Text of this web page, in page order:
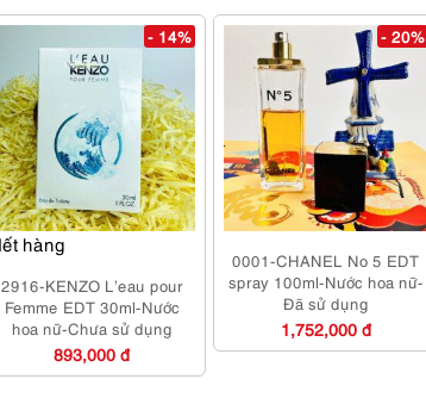
hàng
- 14%
2916-KENZO L’eau pour
Femme EDT 30ml-Nước
hoa nữ-Chưa sử dụng
893,000 đ
- 20%
0001-CHANEL No 5 EDT
spray 100ml-Nước hoa nữ-
Đã sử dụng
1,752,000 đ